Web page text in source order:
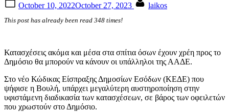
on
October 10, 2022October 27, 2023 laikos
This post has already been read 348 times!
Κατασχέσεις ακόμα και μέσα στα σπίτια όσων έχουν χρέη προς το
Δημόσιο θα μπορούν να κάνουν οι υπάλληλοι της ΑΑΔΕ.
Στο νέο Κώδικας Είσπραξης Δημοσίων Εσόδων (ΚΕΔΕ) που
ψήφισε η Βουλή, υπάρχει μεγαλύτερη αυστηροποίηση στην
υφιστάμενη διαδικασία των κατασχέσεων, σε βάρος των οφειλετών
που χρωστούν στο Δημόσιο.